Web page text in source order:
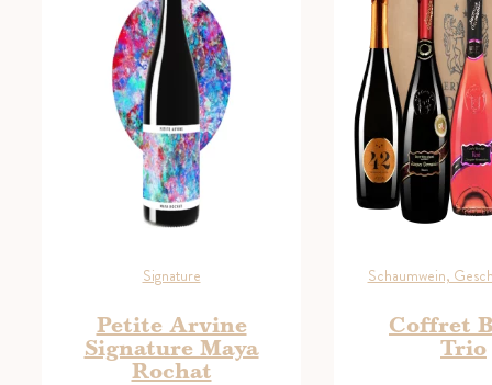
Signature
Petite Arvine
Signature Maya
Rochat
Schaumwein,
Coffret
Trio